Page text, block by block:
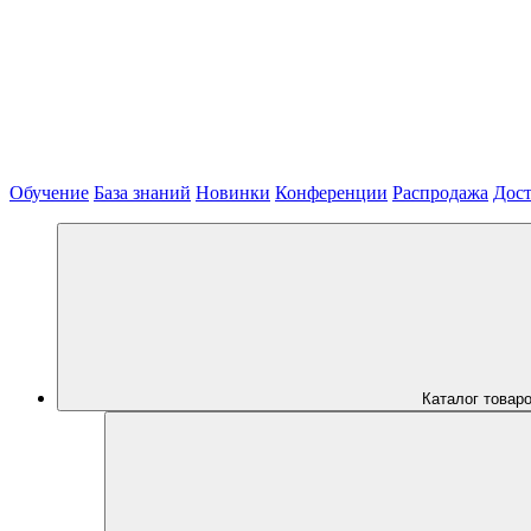
Обучение База знаний Новинки Конференции Распродажа
Каталог